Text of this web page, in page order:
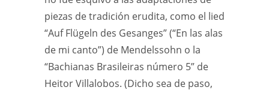
piezas de tradición erudita, como el lied
“Auf Flügeln des Gesanges” (“En las alas
de mi canto”) de Mendelssohn o la
“Bachianas Brasileiras número 5” de
Heitor Villalobos. (Dicho sea de paso,